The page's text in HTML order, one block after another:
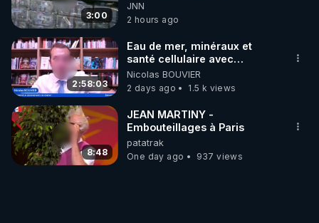
3:00
JNN
2 hours ago
2:58:03
Eau de mer, minéraux et
santé cellulaire avec
Grégoire Cadeau
Nicolas BOUVIER
2 days ago
1.5 k views
8:48
JEAN MARTINY -
Embouteillages à Paris
patatrak
One day ago
937 views